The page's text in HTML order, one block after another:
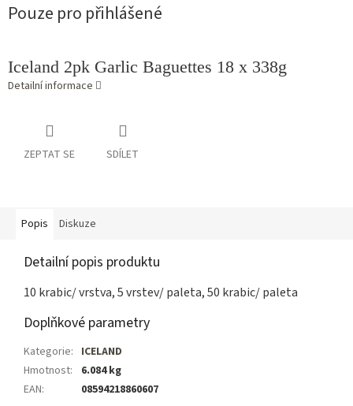
Pouze pro přihlášené
Iceland 2pk Garlic Baguettes 18 x 338g
Detailní informace
ZEPTAT SE SDÍLET
Popis Diskuze
Detailní popis produktu
10 krabic/ vrstva, 5 vrstev/ paleta, 50 krabic/ paleta
Doplňkové parametry
Kategorie: ICELAND
Hmotnost:
6.084 kg
EAN: 08594218860607